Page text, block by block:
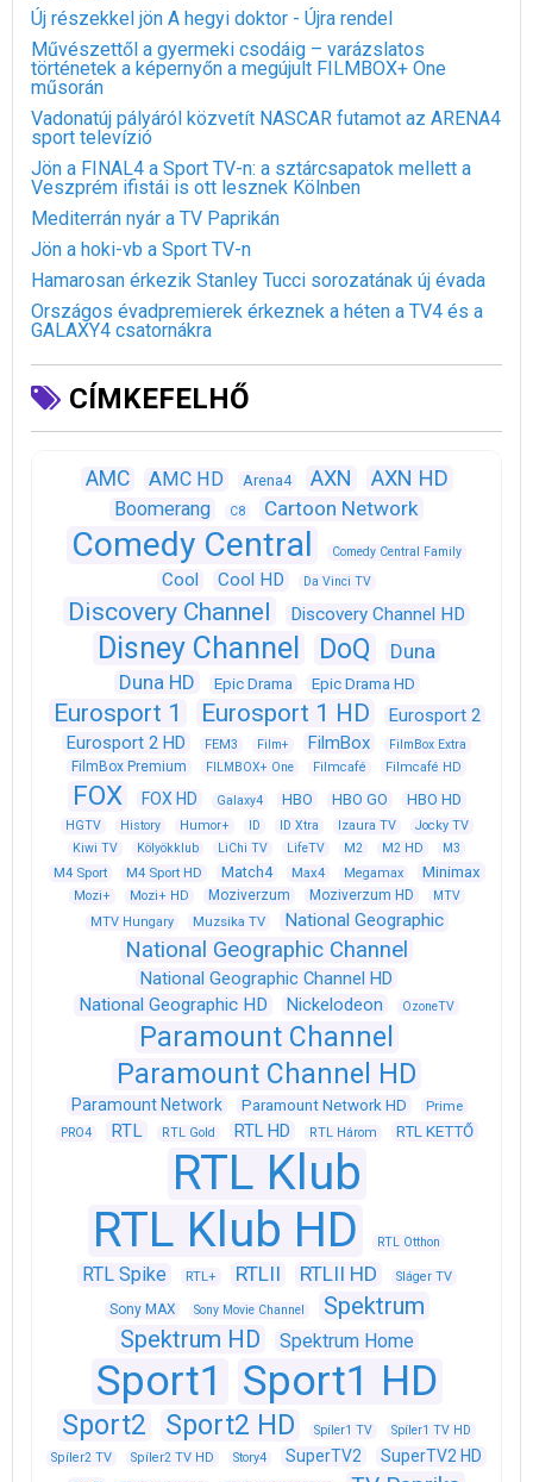
Új részekkel jön A hegyi doktor - Újra rendel
Művészettől a gyermeki csodáig – varázslatos
történetek a képernyőn a megújult FILMBOX+ One
műsorán
Vadonatúj pályáról közvetít NASCAR futamot az ARENA4
sport televízió
Jön a FINAL4 a Sport TV-n: a sztárcsapatok mellett a
Veszprém ifistái is ott lesznek Kölnben
Mediterrán nyár a TV Paprikán
Jön a hoki-vb a Sport TV-n
Hamarosan érkezik Stanley Tucci sorozatának új évada
Országos évadpremierek érkeznek a héten a TV4 és a
GALAXY4 csatornákra
CÍMKEFELHŐ
AMC AMC HD Arena4 AXN AXN HD
Boomerang C8 Cartoon Network
Comedy Central Comedy Central Family
Cool Cool HD Da Vinci TV
Discovery Channel Discovery Channel HD
Disney Channel DoQ
Duna
Duna HD
Epic Drama Epic Drama HD
Eurosport 1 Eurosport 1 HD
Eurosport 2
Eurosport 2 HD
FEM3 Film+ FilmBox FilmBox Extra
FilmBox Premium FILMBOX+ One Filmcafé Filmcafé HD
FOX FOX HD Galaxy4 HBO HBO GO HBO HD
HGTV History Humor+ ID ID Xtra Izaura TV
Jocky TV
Kiwi TV
Kölyökklub LiChi TV LifeTV M2 M2 HD M3
M4 Sport M4 Sport HD Match4 Max4 Megamax Minimax
Mozi+ Mozi+ HD Moziverzum Moziverzum HD
MTV
MTV Hungary
Muzsika TV National Geographic
National Geographic Channel
National Geographic Channel HD
National Geographic HD
Nickelodeon OzoneTV
Paramount Channel
Paramount Channel HD
Paramount Network Paramount Network HD Prime
PRO4 RTL RTL Gold RTL HD RTL Három RTL KETTŐ
RTL Klub
RTL Klub HD
RTL Otthon
RTL Spike RTL+ RTLII RTLII HD Sláger TV
Sony MAX Sony Movie Channel
Spektrum
Spektrum HD
Spektrum Home
Sport1 Sport1 HD
Sport2 Sport2 HD Spíler1 TV
Spíler1 TV HD
Spíler2 TV
Spíler2 TV HD Story4 SuperTV2 SuperTV2 HD